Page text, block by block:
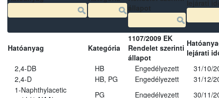
Hatóanyag Kategória
1107/2009 EK
Rendelet szerinti
állapot
lejárati
2,4-DB
HB Engedélyezett
31/10/
2,4-D
HB, PG Engedélyezett
31/12/
1-Naphthylacetic
PG Engedélyezett
30/11/